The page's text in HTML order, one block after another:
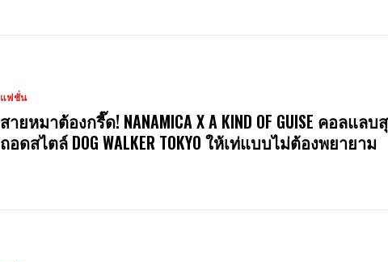
แฟชั่น
สายหมาต้องกรี๊ด! NANAMICA X A KIND OF GUISE คอลแล
ถอดสไตล์ DOG WALKER TOKYO ให้เท่แบบไม่ต้องพยายาม